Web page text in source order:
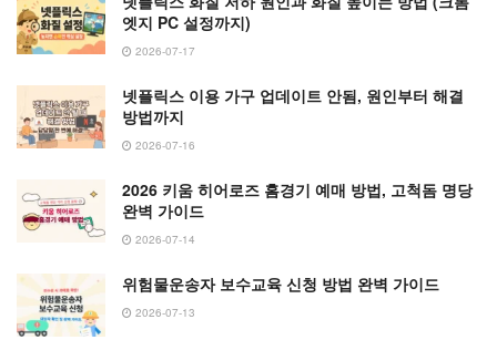
엣지 PC 설정까지)
2026-07-17
넷플릭스 이용 가구 업데이트 안됨, 원인부터 해결
방법까지
2026-07-16
2026 키움 히어로즈 홈경기 예매 방법, 고척돔 명당
완벽 가이드
2026-07-14
위험물운송자 보수교육 신청 방법 완벽 가이드
2026-07-13